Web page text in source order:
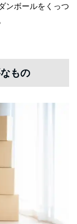
ンボールをくっつ
もの